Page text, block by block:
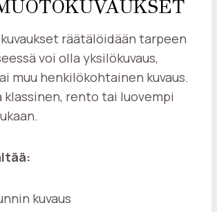
räätälöidään tarpeen
voi olla yksilökuvaus,
muu henkilökohtainen kuvaus.
klassinen, rento tai luovempi
kuvaus